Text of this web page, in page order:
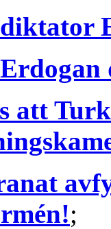
att
;